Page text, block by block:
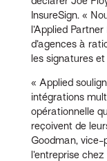
InsureSign. «
l’Applied
d’agences à
les signatures
« Applied
intégrations
opérationnelle
reçoivent de
Goodman, vice-
l’entreprise